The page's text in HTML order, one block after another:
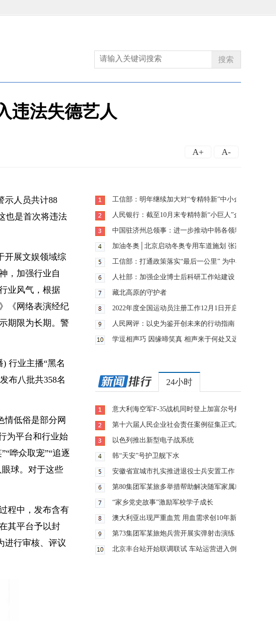
搜索
违法失德艺人
A+ A-
示人员共计88
也是首次将违法
开展文娱领域综
，加强行业自
业风气，根据
《网络表演经纪
期限为长期。警
行业主播“黑名
布八批共358名
情低俗是部分网
为平台和行业始
哗众取宠”“追逐
球。对于这些
程中，发布含有
其平台予以封
进行审核、评议
工信部：明年继续加大对“专精特新”中小企业培育力度
人民银行：截至10月末专精特新“小巨人”企业整体获
中国驻济州总领事：进一步推动中韩各领域各地区交
加油冬奥│北京启动冬奥专用车道施划 张家口赛区测
工信部：打通政策落实“最后一公里” 为中小企业纾困
人社部：加强企业博士后科研工作站建设 推动企业创
藏北高原的守护者
2022年度全国运动员注册工作12月1日开启
人民网评：以史为鉴开创未来的行动指南
学逗相声巧 因缘啼笑真 相声来于何处又远至何方？
24小时
意大利海空军F-35战机同时登上加富尔号航母
第十六届人民企业社会责任案例征集正式启动
以色列推出新型电子战系统
韩“天安”号护卫舰下水
安徽省宣城市扎实推进退役士兵安置工作
第80集团军某旅多举措帮助解决随军家属就业难题
“家乡党史故事”激励军校学子成长
澳大利亚出现严重血荒 用血需求创10年新高
第73集团军某旅炮兵营开展实弹射击演练
北京丰台站开始联调联试 车站运营进入倒计时